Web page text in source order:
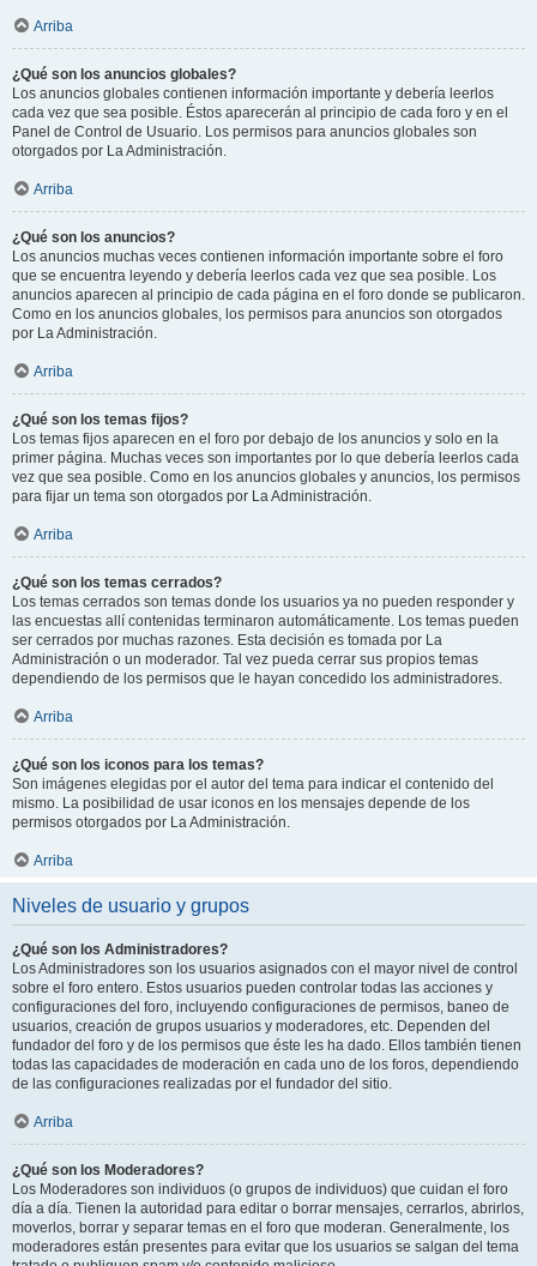
Arriba
¿Qué son los anuncios globales?
Los anuncios globales contienen información importante y debería leerlos
cada vez que sea posible. Éstos aparecerán al principio de cada foro y en el
Panel de Control de Usuario. Los permisos para anuncios globales son
otorgados por La Administración.
Arriba
¿Qué son los anuncios?
Los anuncios muchas veces contienen información importante sobre el foro
que se encuentra leyendo y debería leerlos cada vez que sea posible. Los
anuncios aparecen al principio de cada página en el foro donde se publicaron.
Como en los anuncios globales, los permisos para anuncios son otorgados
por La Administración.
Arriba
¿Qué son los temas fijos?
Los temas fijos aparecen en el foro por debajo de los anuncios y solo en la
primer página. Muchas veces son importantes por lo que debería leerlos cada
vez que sea posible. Como en los anuncios globales y anuncios, los permisos
para fijar un tema son otorgados por La Administración.
Arriba
¿Qué son los temas cerrados?
Los temas cerrados son temas donde los usuarios ya no pueden responder y
las encuestas allí contenidas terminaron automáticamente. Los temas pueden
ser cerrados por muchas razones. Esta decisión es tomada por La
Administración o un moderador. Tal vez pueda cerrar sus propios temas
dependiendo de los permisos que le hayan concedido los administradores.
Arriba
¿Qué son los iconos para los temas?
Son imágenes elegidas por el autor del tema para indicar el contenido del
mismo. La posibilidad de usar iconos en los mensajes depende de los
permisos otorgados por La Administración.
Arriba
Niveles de usuario y grupos
¿Qué son los Administradores?
Los Administradores son los usuarios asignados con el mayor nivel de control
sobre el foro entero. Estos usuarios pueden controlar todas las acciones y
configuraciones del foro, incluyendo configuraciones de permisos, baneo de
usuarios, creación de grupos usuarios y moderadores, etc. Dependen del
fundador del foro y de los permisos que éste les ha dado. Ellos también tienen
todas las capacidades de moderación en cada uno de los foros, dependiendo
de las configuraciones realizadas por el fundador del sitio.
Arriba
¿Qué son los Moderadores?
Los Moderadores son individuos (o grupos de individuos) que cuidan el foro
día a día. Tienen la autoridad para editar o borrar mensajes, cerrarlos, abrirlos,
moverlos, borrar y separar temas en el foro que moderan. Generalmente, los
moderadores están presentes para evitar que los usuarios se salgan del tema